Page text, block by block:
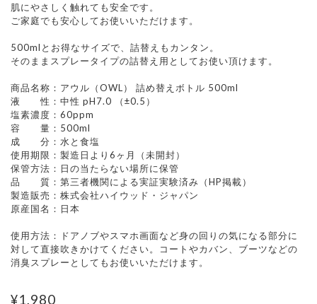
肌にやさしく触れても安全です。
ご家庭でも安心してお使いいただけます。
500mlとお得なサイズで、詰替えもカンタン。
そのままスプレータイプの詰替え用としてお使い頂けます。
商品名称：アウル（OWL） 詰め替えボトル 500ml
液 性：中性 pH7.0 （±0.5）
塩素濃度：60ppm
容 量：500ml
成 分：水と食塩
使用期限：製造日より6ヶ月（未開封）
保管方法：日の当たらない場所に保管
品 質：第三者機関による実証実験済み（HP掲載）
製造販売：株式会社ハイウッド・ジャパン
原産国名：日本
使用方法：ドアノブやスマホ画面など身の回りの気になる部分に
対して直接吹きかけてください。コートやカバン、ブーツなどの
消臭スプレーとしてもお使いいただけます。
¥1,980